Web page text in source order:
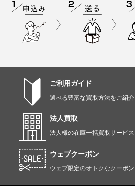
ご利用ガイド
選べる豊富な買取方法をご紹介
法人買取
法人様の在庫一括買取サービス
ウェブクーポン
ウェブ限定のオトクなクーポン